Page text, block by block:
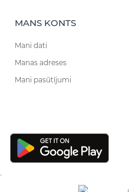
MANS KONTS
Mani dati
Manas adreses
Mani pasūtījumi